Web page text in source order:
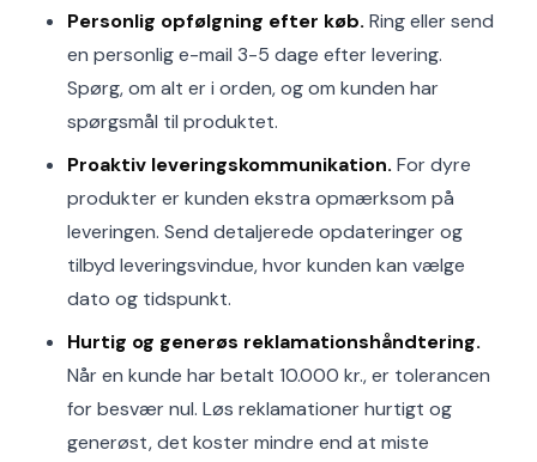
Personlig opfølgning efter køb. Ring eller send
en personlig e-mail 3-5 dage efter levering.
Spørg, om alt er i orden, og om kunden har
spørgsmål til produktet.
Proaktiv leverings­kommunikation. For dyre
produkter er kunden ekstra opmærksom på
leveringen. Send detaljerede opdateringer og
tilbyd leveringsvindue, hvor kunden kan vælge
dato og tidspunkt.
Hurtig og generøs reklamationshåndtering.
Når en kunde har betalt 10.000 kr., er tolerancen
for besvær nul. Løs reklamationer hurtigt og
generøst, det koster mindre end at miste